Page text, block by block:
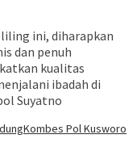
ini, diharapkan
dan penuh
kualitas
ibadah di
Suyatno
Kombes Pol Kusworo